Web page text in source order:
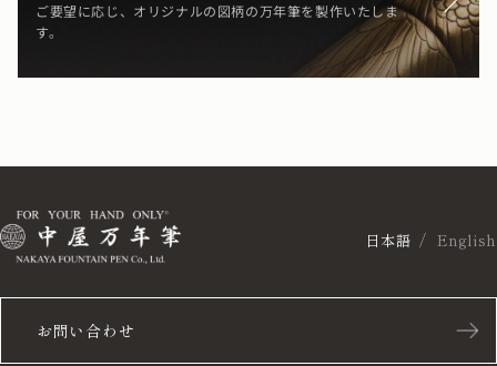
ご要望に応じ、オリジナルの図柄の万年筆を製作いたしま
す。
お問い合わせ
日本語 English